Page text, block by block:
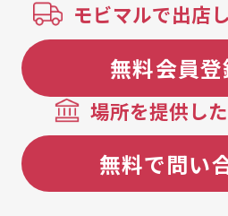
リーム、北海道ミルクジェラート
トロベリージェラート、マンゴー
ーベット、パインシャーベット、
しのクリームコーラ、懐かしのク
ムメロンソーダ、焼きたてミニチ
クロワッサン（チョコクリーム入
り）、焼きたてミニクロワッサン
乳カスタードクリーム入り）、焼
てミニクロワッサン（とちおとめ
リーム入り）、焼きたてミニクロ
モビマルで出店
無料会員登
場所を提供し
無料で問い